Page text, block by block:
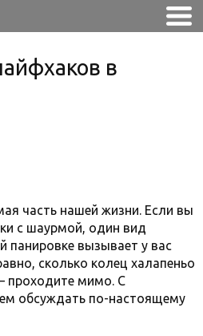
в
часть нашей жизни. Если вы
с шаурмой, один вид
панировке вызывает у вас
сколько колец халапеньо
проходите мимо. С
обсуждать по-настоящему